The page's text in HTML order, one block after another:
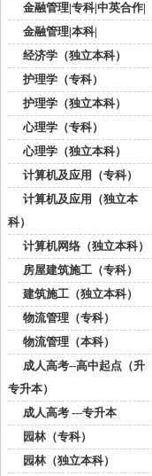
金融管理|专科|中英合作|
金融管理|本科|
经济学（独立本科）
护理学（专科）
护理学（独立本科）
心理学（专科）
心理学（独立本科）
计算机及应用（专科）
计算机及应用（独立本
科）
计算机网络（独立本科）
房屋建筑施工（专科）
建筑施工（独立本科）
物流管理（专科）
物流管理（本科）
成人高考--高中起点（升
专升本）
成人高考 ---专升本
园林（专科）
园林（独立本科）